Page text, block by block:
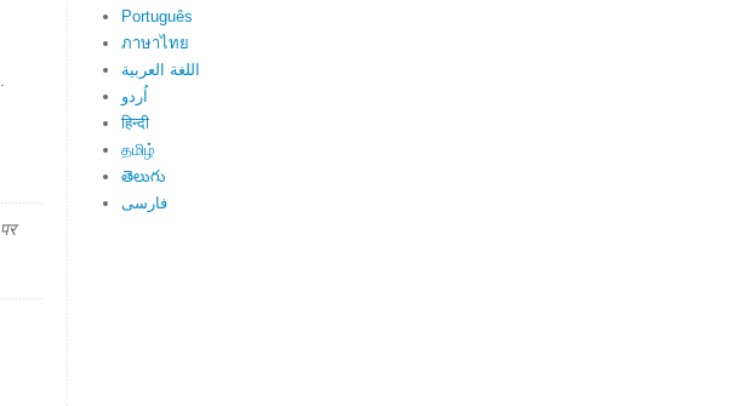
पर
Português
ภาษาไทย
اللغة العربية
اُردو
हिन्दी
தமிழ்
తెలుగు
فارسی